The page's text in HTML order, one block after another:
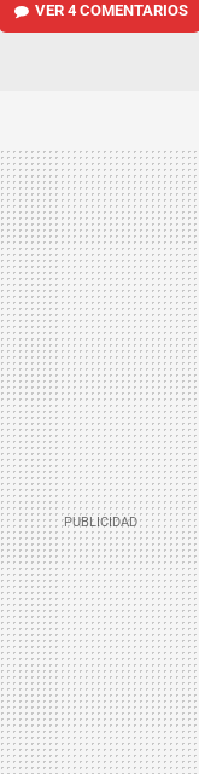
VER4 COMENTARIOS